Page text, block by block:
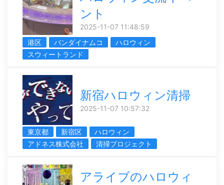
ント
2025-11-07 11:48:59
港区
バンダイナムコ
ハロウィン
スウィートランド
新宿ハロウィン清掃
2025-11-07 10:57:32
東京都 新宿区
ハロウィン
アドネス株式会社
清掃プロジェクト
アライブのハロウィ